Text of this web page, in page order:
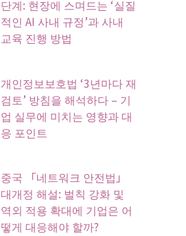
단계: 현장에 스며드는 ‘실질
적인 AI 사내 규정’과 사내
교육 진행 방법
개인정보보호법 ‘3년마다 재
검토’ 방침을 해석하다 – 기
업 실무에 미치는 영향과 대
응 포인트
중국 「네트워크 안전법」
대개정 해설: 벌칙 강화 및
역외 적용 확대에 기업은 어
떻게 대응해야 할까?